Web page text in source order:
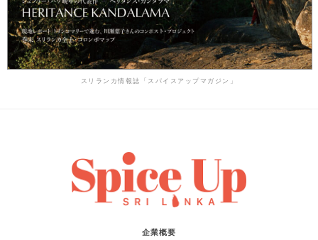
スリランカ情報誌「スパイスアップマガジン」
企業概要